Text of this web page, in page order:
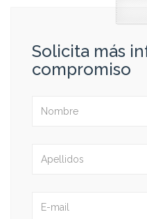
Solicita más
compromiso